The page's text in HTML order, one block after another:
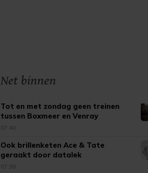
Net binnen
Tot en met zondag geen treinen
tussen Boxmeer en Venray
07:40
Ook brillenketen Ace & Tate
geraakt door datalek
partnerbedrijf
07:38